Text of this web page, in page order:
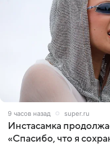
9 часов назад super.ru
Инстасамка
«Спасибо, что я